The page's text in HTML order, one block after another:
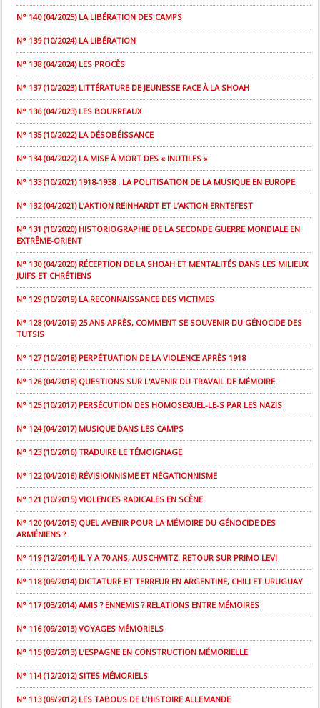
N° 140 (04/2025) LA LIBÉRATION DES CAMPS
N° 139 (10/2024) LA LIBÉRATION
N° 138 (04/2024) LES PROCÈS
N° 137 (10/2023) LITTÉRATURE DE JEUNESSE FACE À LA SHOAH
N° 136 (04/2023) LES BOURREAUX
N° 135 (10/2022) LA DÉSOBÉISSANCE
N° 134 (04/2022) LA MISE À MORT DES « INUTILES »
N° 133 (10/2021) 1918-1938 : LA POLITISATION DE LA MUSIQUE EN EUROPE
N° 132 (04/2021) L’AKTION REINHARDT ET L’AKTION ERNTEFEST
N° 131 (10/2020) HISTORIOGRAPHIE DE LA SECONDE GUERRE MONDIALE EN
EXTRÊME-ORIENT
N° 130 (04/2020) RÉCEPTION DE LA SHOAH ET MENTALITÉS DANS LES MILIEUX
JUIFS ET CHRÉTIENS
N° 129 (10/2019) LA RECONNAISSANCE DES VICTIMES
N° 128 (04/2019) 25 ANS APRÈS, COMMENT SE SOUVENIR DU GÉNOCIDE DES
TUTSIS
N° 127 (10/2018) PERPÉTUATION DE LA VIOLENCE APRÈS 1918
N° 126 (04/2018) QUESTIONS SUR L'AVENIR DU TRAVAIL DE MÉMOIRE
N° 125 (10/2017) PERSÉCUTION DES HOMOSEXUEL-LE-S PAR LES NAZIS
N° 124 (04/2017) MUSIQUE DANS LES CAMPS
N° 123 (10/2016) TRADUIRE LE TÉMOIGNAGE
N° 122 (04/2016) RÉVISIONNISME ET NÉGATIONNISME
N° 121 (10/2015) VIOLENCES RADICALES EN SCÈNE
N° 120 (04/2015) QUEL AVENIR POUR LA MÉMOIRE DU GÉNOCIDE DES
ARMÉNIENS ?
N° 119 (12/2014) IL Y A 70 ANS, AUSCHWITZ. RETOUR SUR PRIMO LEVI
N° 118 (09/2014) DICTATURE ET TERREUR EN ARGENTINE, CHILI ET URUGUAY
N° 117 (03/2014) AMIS ? ENNEMIS ? RELATIONS ENTRE MÉMOIRES
N° 116 (09/2013) VOYAGES MÉMORIELS
N° 115 (03/2013) L’ESPAGNE EN CONSTRUCTION MÉMORIELLE
N° 114 (12/2012) SITES MÉMORIELS
N° 113 (09/2012) LES TABOUS DE L’HISTOIRE ALLEMANDE